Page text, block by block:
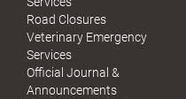
Road Closures
Veterinary Emergency
Services
Official Journal &
Announcements